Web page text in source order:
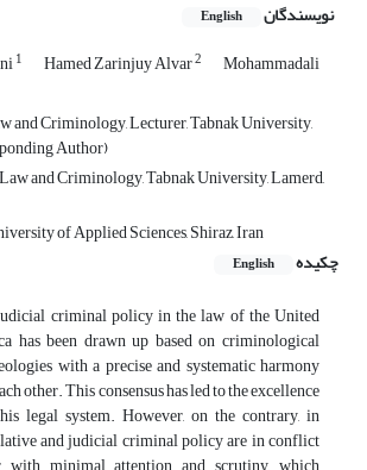
نویسندگان English
1 Hamed Zarinjuy Alvar2 Mohammadali
and Criminology, Lecturer, Tabnak University,
Author)
and Criminology, Tabnak University, Lamerd,
of Applied Sciences, Shiraz, Iran
چکیده
English
criminal policy in the law of the United
has been drawn up based on criminological
with a precise and systematic harmony
other. This consensus has led to the excellence
legal system. However, on the contrary, in
and judicial criminal policy are in conflict